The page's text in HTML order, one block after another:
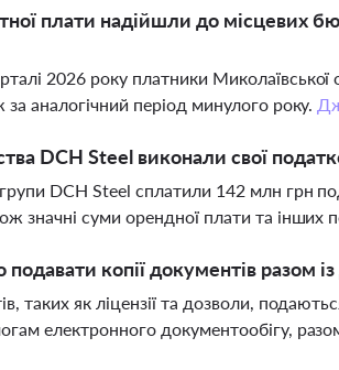
плати надійшли до місцевих
2026 року платники
за аналогічний період минулого року.
DCH Steel виконали свої
DCH Steel сплатили 142 млн грн
значні суми орендної плати та інших
копії документів разом
таких як ліцензії та дозволи,
електронного документообігу,